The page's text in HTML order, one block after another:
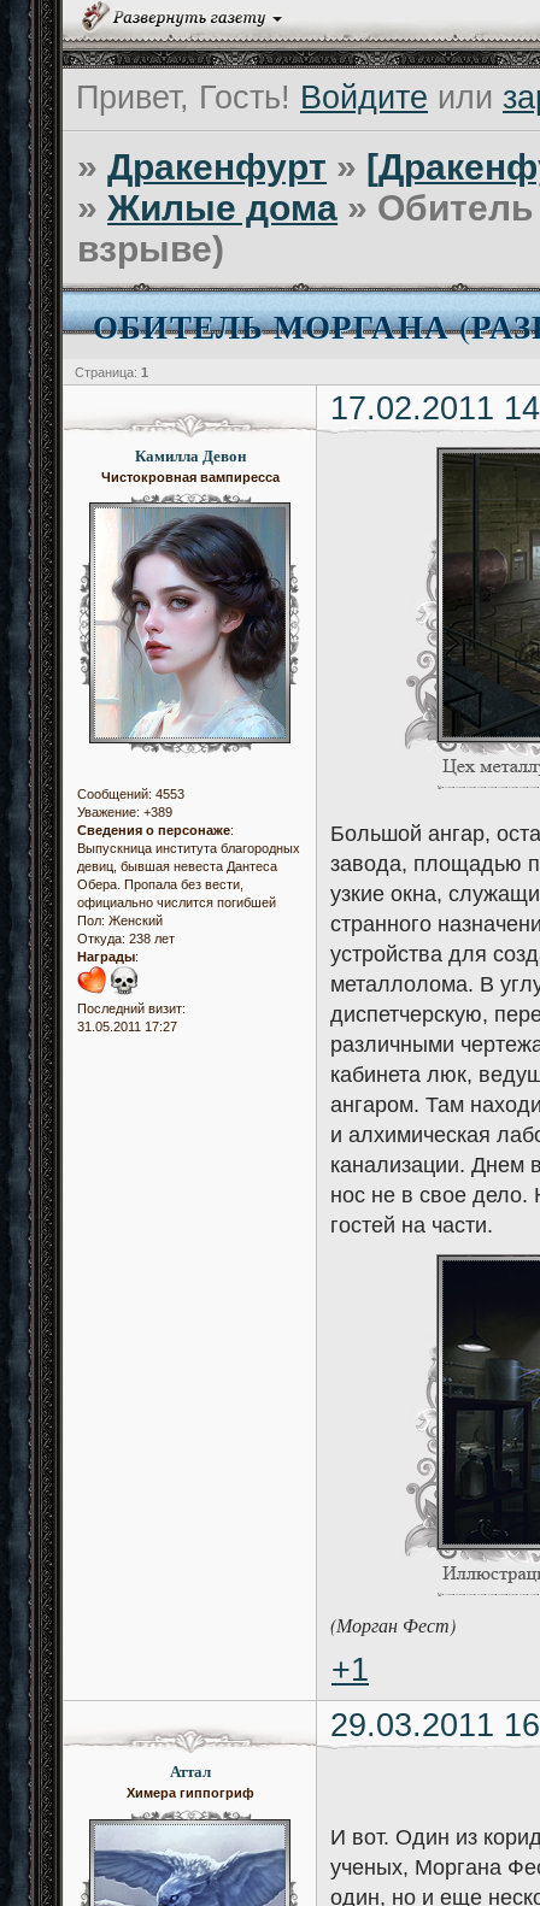
Привет, Гость! Войдите или
»Дракенфурт »
»Жилые дома »
взрыве)
ОБИТЕЛЬ МОРГАНА
Страница: 1
17.02.2011
Камилла Девон
Чистокровная вампиресса
Сообщений: 4553
Уважение: +389
Сведения о персонаже:
Выпускница института благородных
девиц, бывшая невеста Дантеса
Обера. Пропала без вести,
официально числится погибшей
Пол: Женский
Откуда: 238 лет
Награды:
Последний визит:
31.05.2011 17:27
Большой ангар,
завода, площадью
узкие окна,
странного
устройства для
металлолома. В
диспетчерскую,
различными
кабинета люк,
ангаром. Там
и алхимическая
канализации. Днем
нос не в свое дело.
гостей на части.
(Морган Фест)
+1
29.03.2011
Аттал
Химера гиппогриф
И вот. Один из
ученых, Моргана
один, но и еще